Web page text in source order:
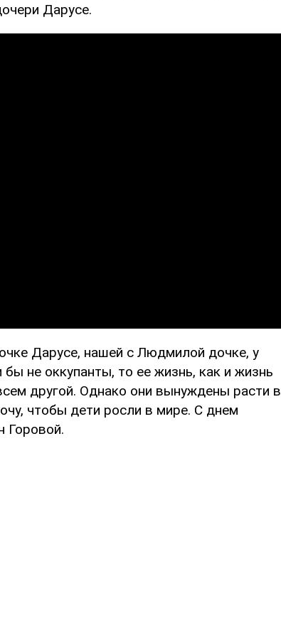
Дарусе.
Дарусе, нашей с Людмилой дочке, у
не оккупанты, то ее жизнь, как и жизнь
другой. Однако они вынуждены расти в
чтобы дети росли в мире. С днем
Горовой.